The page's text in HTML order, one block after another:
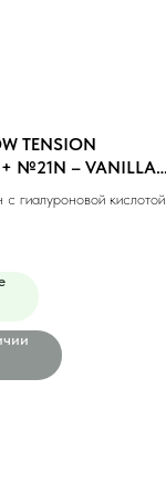
TENSION
№21N – VANILLA
гиалуроновой кислотой